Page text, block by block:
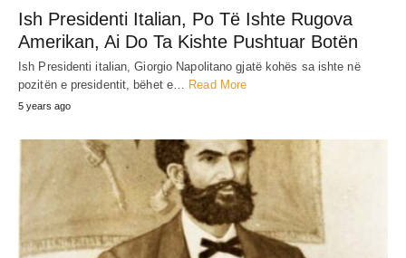
Ish Presidenti Italian, Po Të Ishte Rugova
Amerikan, Ai Do Ta Kishte Pushtuar Botën
Ish Presidenti italian, Giorgio Napolitano gjatë kohës sa ishte në
pozitën e presidentit, bëhet e… Read More
5 years ago